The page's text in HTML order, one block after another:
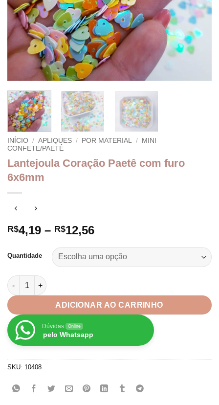
INÍCIO / APLIQUES / POR MATERIAL /
MINI
CONFETE/PAETÊ
Lantejoula Coração Paetê com furo
6x6mm
R$4,19 – R$12,56Faixa
preço:
R$4,19
Quantidade
Lantejoula Coração Paetê com furo 6x6mm quantidade
ADICIONAR AO CARRINHO
Dúvidas Online
pelo Whatsapp
SKU: 10408